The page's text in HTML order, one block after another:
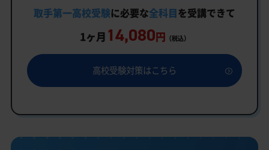
取手第一高校受験に必要な全科目を受講できて
1ヶ月 14,080円 （税込）
高校受験対策はこちら